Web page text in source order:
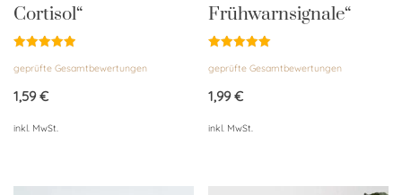
Cortisol“
mit
von 5
geprüfte Gesamtbewertungen
1,59€
inkl. MwSt.
Frühwarnsignale“
mit
von 5
geprüfte Gesamtbewertungen
1,99€
inkl. MwSt.